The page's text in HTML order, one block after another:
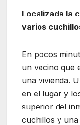
Localizada la
varios
En pocos
un vecino que
una vivienda.
en el lugar y
superior del
cuchillos y